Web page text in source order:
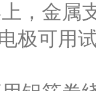
，金属
极可用